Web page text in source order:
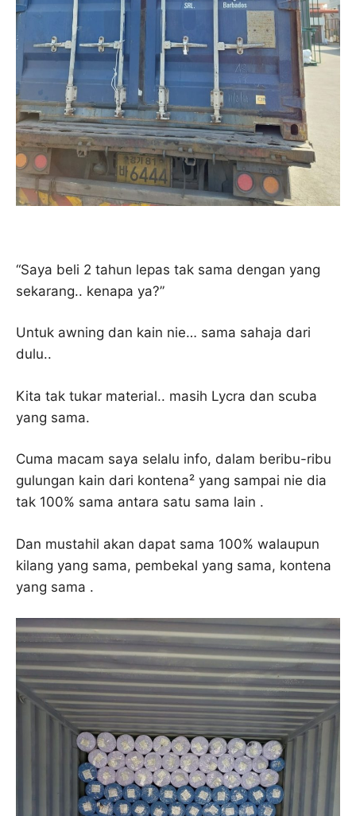
“Saya beli 2 tahun lepas tak sama dengan yang
sekarang.. kenapa ya?”
Untuk awning dan kain nie… sama sahaja dari
dulu..
Kita tak tukar material.. masih Lycra dan scuba
yang sama.
Cuma macam saya selalu info, dalam beribu-ribu
gulungan kain dari kontena² yang sampai nie dia
tak 100% sama antara satu sama lain .
Dan mustahil akan dapat sama 100% walaupun
kilang yang sama, pembekal yang sama, kontena
yang sama .